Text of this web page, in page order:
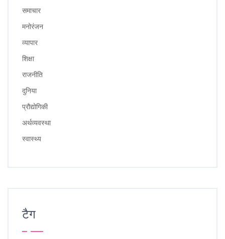
समाचार
मनोरंजन
व्यापार
शिक्षा
राजनीति
दुनिया
प्रौद्योगिकी
अर्थव्यवस्था
स्वास्थ्य
टैग